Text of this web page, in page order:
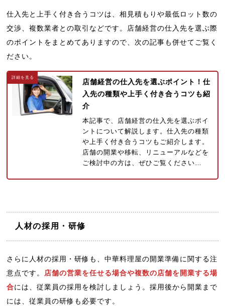
仕入先と上手く付き合うコツは、相見積もりや最低ロット数の
交渉、複数業者との取引などです。店舗経営の仕入先を選ぶ際
のポイントをまとめてありますので、次の記事も併せてご覧く
ださい。
店舗経営の仕入先を選ぶポイント！仕
入先の種類や上手く付き合うコツも紹
介
本記事で、店舗経営の仕入先を選ぶポイ
ントについて解説します。仕入先の種類
や上手く付き合うコツもご紹介します。
店舗の開業や移転、リニューアルなどを
ご検討中の方は、ぜひご覧ください…
人材の採用・研修
さらに人材の採用・研修も、中華料理屋の開業準備に関する注
意点です。 店舗の営業を任せる場合や複数の店舗を開業する場
合には、従業員の採用を検討しましょう。採用後から開業まで
には、従業員の研修も必要です。